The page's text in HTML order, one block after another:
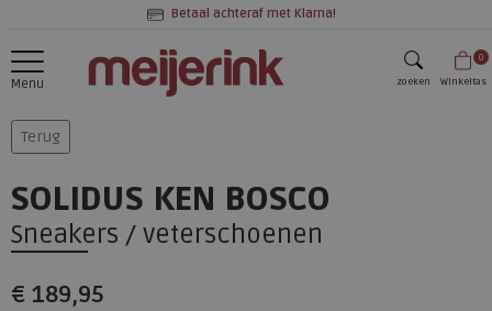
Betaal achteraf met Klarna!
Menu zoeken
0
Winkeltas
Terug
SOLIDUS KEN BOSCO
Sneakers / veterschoenen
€ 189,95